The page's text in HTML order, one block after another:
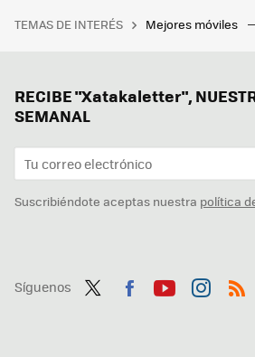
TEMAS DE INTERÉS Mejores móviles
RECIBE "Xatakaletter",
SEMANAL
Suscribiéndote aceptas nuestra política
Síguenos